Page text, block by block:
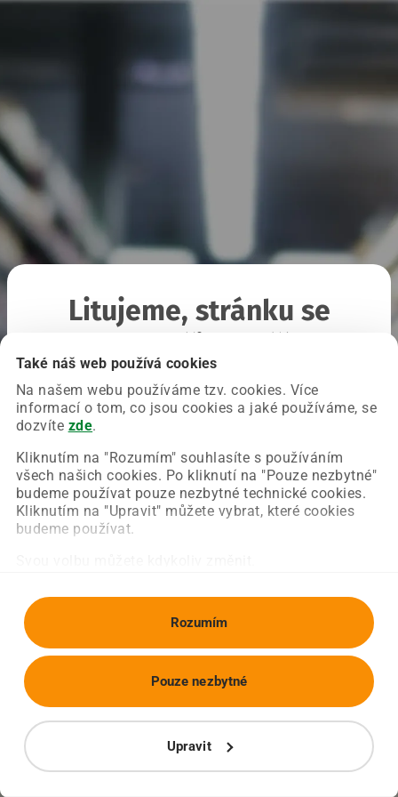
Také náš web používá cookies
Na našem webu používáme tzv. cookies. Více
informací o tom, co jsou cookies a jaké používáme, se
dozvíte zde.
Kliknutím na "Rozumím" souhlasíte s používáním
všech našich cookies. Po kliknutí na "Pouze nezbytné"
budeme používat pouze nezbytné technické cookies.
Kliknutím na "Upravit" můžete vybrat, které cookies
budeme používat.
Rozumím
Upravit
Pouze nezbytné
Litujeme, stránku se
Chyba nastala na naší straně a už ji opravujeme.
Zkuste prosím znovu načíst požadovanou stránku.
Obnovit stránku Úvodní strana